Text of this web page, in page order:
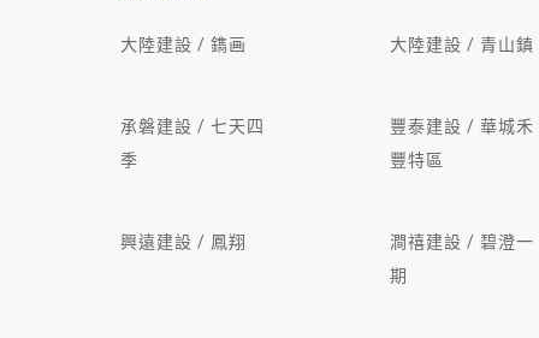
大陸建設 / 鐫画 大陸建設 / 青山鎮
承磐建設 / 七天四
季
豐泰建設 / 華城禾
豐特區
興遠建設 / 鳳翔
澗禧建設 / 碧澄一
期